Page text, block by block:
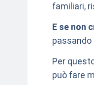
familiari,
E se non
passando
Per
può fare